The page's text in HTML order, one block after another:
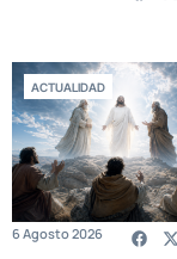
ACTUALIDAD
6 Agosto 2026